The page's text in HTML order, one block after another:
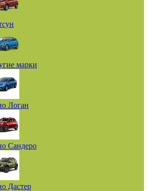
марки
Логан
Сандеро
Дастер